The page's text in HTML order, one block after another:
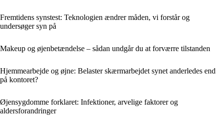
Fremtidens synstest: Teknologien ændrer måden, vi forstår og
undersøger syn på
Makeup og øjenbetændelse – sådan undgår du at forværre tilstanden
Hjemmearbejde og øjne: Belaster skærmarbejdet synet anderledes end
på kontoret?
Øjensygdomme forklaret: Infektioner, arvelige faktorer og
aldersforandringer